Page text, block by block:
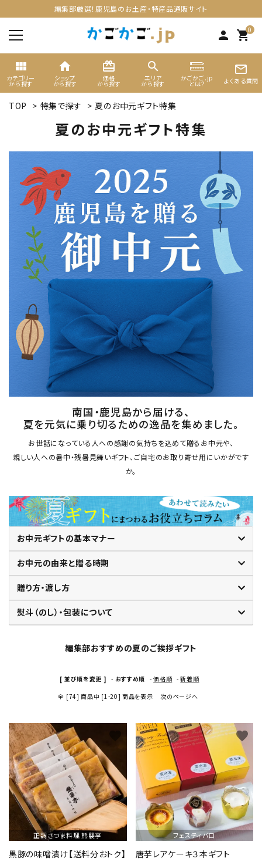
編集部厳選！鹿児島のお土産・特産品通販サイト
person 0
shopping_cart
view_module
カテゴリー
から探す
home
ショップ
から探す
card_giftcard
価格
から探す
search
エリア
から探す
かごかご.jp
とは？
mail_outline
よくある質問
ようこそ ゲスト 様
meeting_room ログイン person 新規会員登録
カテゴリーから選ぶ
ギフト
ショップから選ぶ
価格から選ぶ
エリアから選ぶ
かごかご.jpとは？
よくある質問
プライバシーポリシー
特定商取引法について
TOP > 特集で探す > 夏のお中元ギフト特集
夏のお中元ギフト特集
南国・鹿児島から届ける、
夏を元気に乗り切るための逸品を集めました。
お世話になっている人への感謝の気持ちを込めて贈るお中元や、
親しい人への暑中・残暑見舞いギフト、ご自宅のお取り寄せ用にいかがです
か。
お中元ギフトの基本マナー
お中元の由来と贈る時期
贈り方・渡し方
熨斗（のし）・包装について
編集部おすすめの夏のご挨拶ギフト
[ 並び順を変更 ] - おすすめ順 -価格順 -新着順
全 [74] 商品中 [1-20] 商品を表示
次のページへ
正調さつま料理 熊襲亭
黒豚の味噌漬け【送料分おトク】
favorite
フェスティバロ
唐芋レアケーキ３本ギフト
favorite